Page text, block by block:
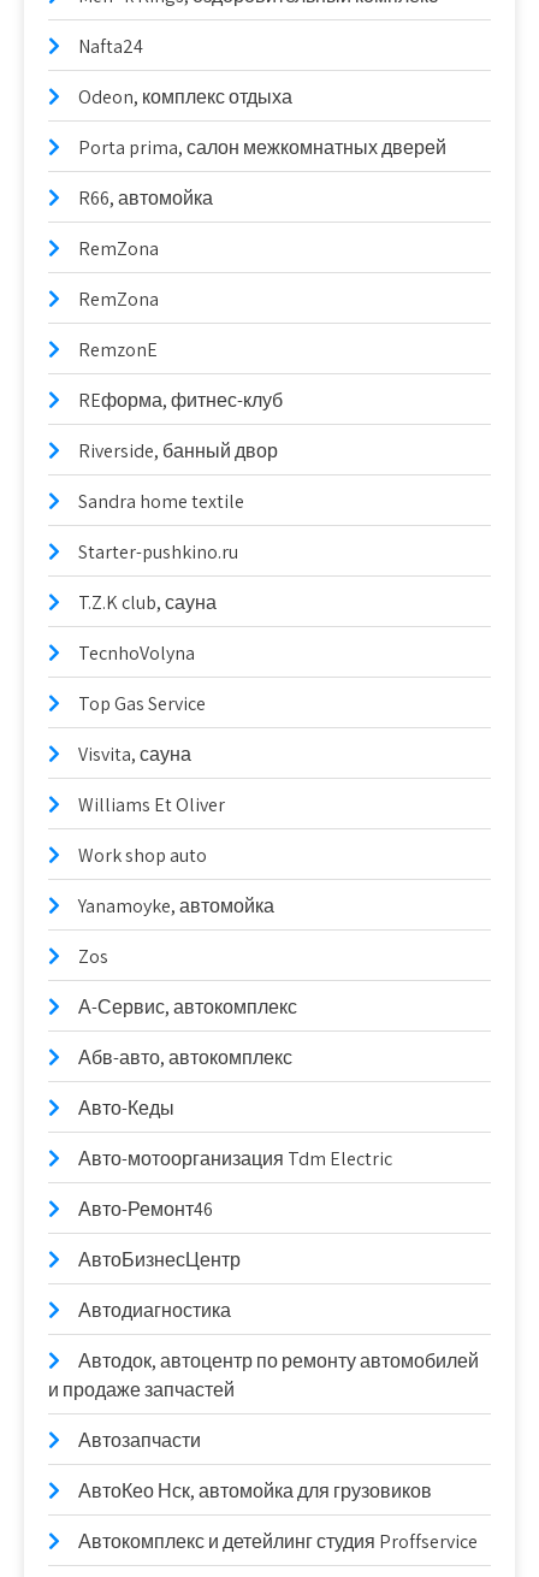
Nafta24
Odeon, комплекс отдыха
Porta prima, салон межкомнатных дверей
R66, автомойка
RemZona
RemZona
RemzonE
REформа, фитнес-клуб
Riverside, банный двор
Sandra home textile
Starter-pushkino.ru
T.Z.K club, сауна
TecnhoVolyna
Top Gas Service
Visvita, сауна
Williams Et Oliver
Work shop auto
Yanamoyke, автомойка
Zos
А-Сервис, автокомплекс
Абв-авто, автокомплекс
Авто-Кеды
Авто-мотоорганизация Tdm Electric
Авто-Ремонт46
АвтоБизнесЦентр
Автодиагностика
Автодок, автоцентр по ремонту автомобилей
и продаже запчастей
Автозапчасти
АвтоКео Нск, автомойка для грузовиков
Автокомплекс и детейлинг студия Proffservice